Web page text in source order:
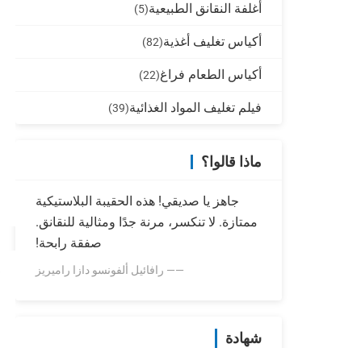
أغلفة النقانق الطبيعية(5)
أكياس تغليف أغذية(82)
أكياس الطعام فراغ(22)
فيلم تغليف المواد الغذائية(39)
ماذا قالوا؟
جاهز يا صديقي! هذه الحقيبة البلاستيكية
ممتازة. لا تنكسر، مرنة جدًا ومثالية للنقانق.
صفقة رابحة!
—— رافائيل ألفونسو دازا راميريز
شهادة